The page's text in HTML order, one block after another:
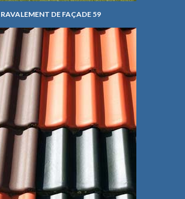
RAVALEMENT DE FAÇADE 59